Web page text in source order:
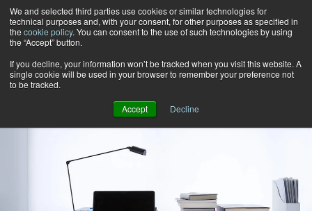
We and selected third parties use cookies or similar technologies for
technical purposes and, with your consent, for other purposes as specified in
the cookie policy. You can consent to the use of such technologies by using
the “Accept” button.
If you decline, your information won’t be tracked when you visit this website. A
single cookie will be used in your browser to remember your preference not
to be tracked.
Accept Decline